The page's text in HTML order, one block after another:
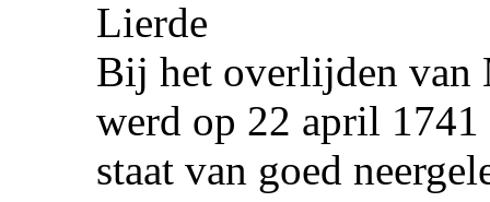
Lierde
Bij het overlijden van
werd op 22 april 1741
staat van goed